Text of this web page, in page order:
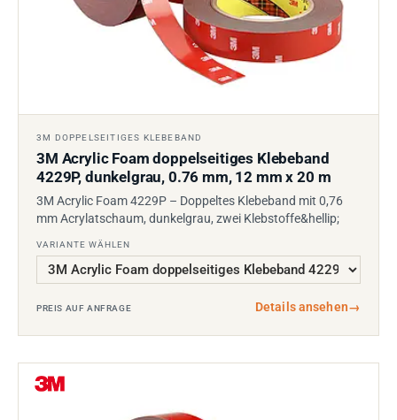
3M DOPPELSEITIGES KLEBEBAND
3M Acrylic Foam doppelseitiges Klebeband
4229P, dunkelgrau, 0.76 mm, 12 mm x 20 m
3M Acrylic Foam 4229P – Doppeltes Klebeband mit 0,76
mm Acrylatschaum, dunkelgrau, zwei Klebstoffe&hellip;
VARIANTE WÄHLEN
PREIS AUF ANFRAGE Details ansehen→